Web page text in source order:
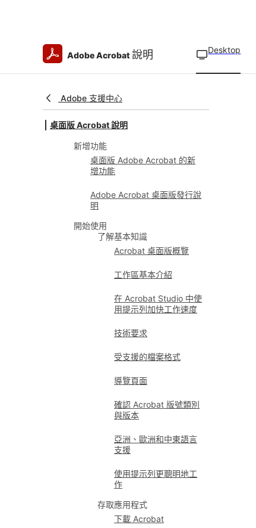
Adobe Acrobat 說明 Desktop
Adobe 支援中心
桌面版 Acrobat 說明
新增功能
桌面版 Adobe Acrobat 的新
增功能
Adobe Acrobat 桌面版發行說
明
開始使用
了解基本知識
Acrobat 桌面版概覽
工作區基本介紹
在 Acrobat Studio 中使
用提示列加快工作速度
技術要求
受支援的檔案格式
導覽頁面
確認 Acrobat 版號類別
與版本
亞洲、歐洲和中東語言
支援
使用提示列更聰明地工
作
存取應用程式
下載 Acrobat